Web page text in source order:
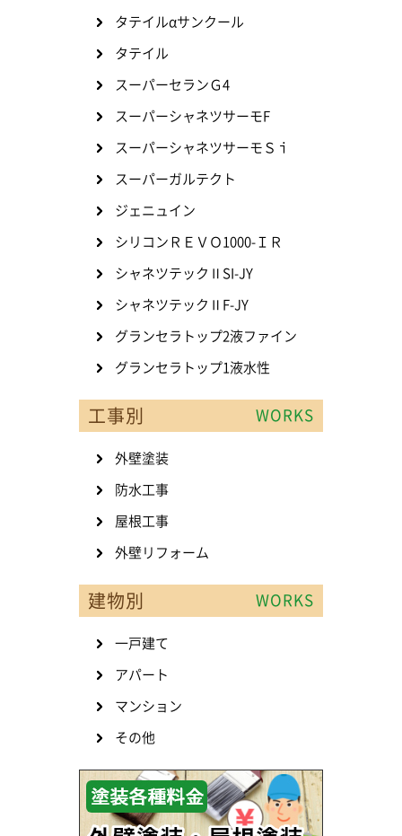
タテイルαサンクール
タテイル
スーパーセランＧ4
スーパーシャネツサーモF
スーパーシャネツサーモＳｉ
スーパーガルテクト
ジェニュイン
シリコンＲＥＶＯ1000-ＩＲ
シャネツテックⅡSI-JY
シャネツテックⅡF-JY
グランセラトップ2液ファイン
グランセラトップ1液水性
工事別 WORKS
外壁塗装
防水工事
屋根工事
外壁リフォーム
建物別 WORKS
一戸建て
アパート
マンション
その他